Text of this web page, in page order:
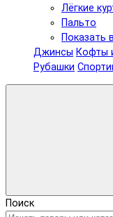
Лёгкие
Пальто
Показать
Джинсы Кофты
Рубашки
Поиск